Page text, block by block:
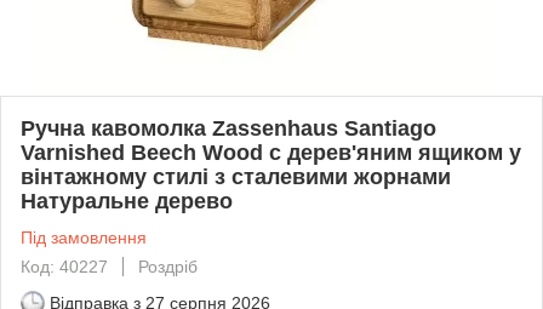
Ручна кавомолка Zassenhaus Santiago
Varnished Beech Wood c дерев'яним ящиком у
вінтажному стилі з сталевими жорнами
Натуральне дерево
Під замовлення
Код: 40227
Роздріб
Відправка з 27 серпня 2026